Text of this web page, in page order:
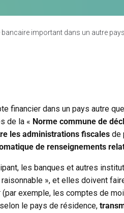
important dans un autre
financier dans un pays autre
de la « Norme commune de
les administrations fiscales de
de renseignements
les banques et autres
», et elles doivent
exemple, les comptes de
le pays de résidence,